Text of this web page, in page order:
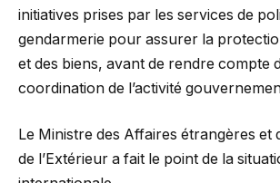
initiatives prises par les services de
gendarmerie pour assurer la
et des biens, avant de rendre compte
coordination de l’activité
Le Ministre des Affaires étrangères et
de l’Extérieur a fait le point de la